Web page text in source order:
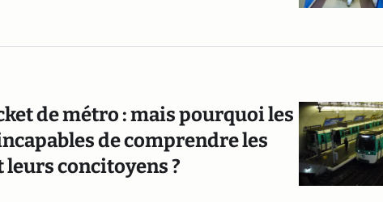
de métro : mais pourquoi les
de comprendre les
concitoyens ?